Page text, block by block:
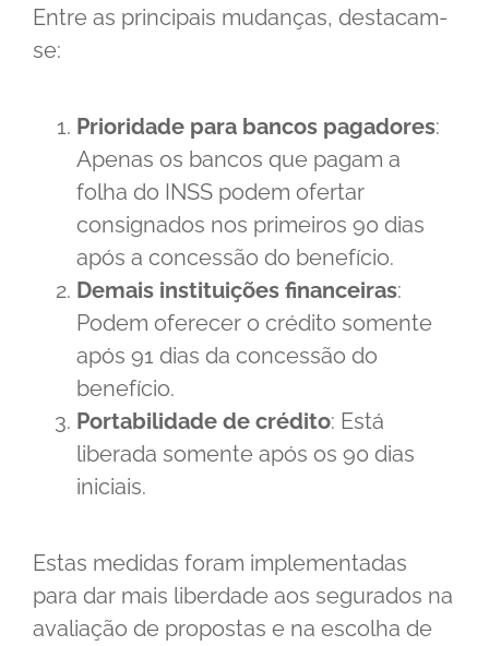
Entre as principais mudanças, destacam-
se:
Prioridade para bancos pagadores:
Apenas os bancos que pagam a
folha do INSS podem ofertar
consignados nos primeiros 90 dias
após a concessão do benefício.
Demais instituições financeiras:
Podem oferecer o crédito somente
após 91 dias da concessão do
benefício.
Portabilidade de crédito: Está
liberada somente após os 90 dias
iniciais.
Estas medidas foram implementadas
para dar mais liberdade aos segurados na
avaliação de propostas e na escolha de